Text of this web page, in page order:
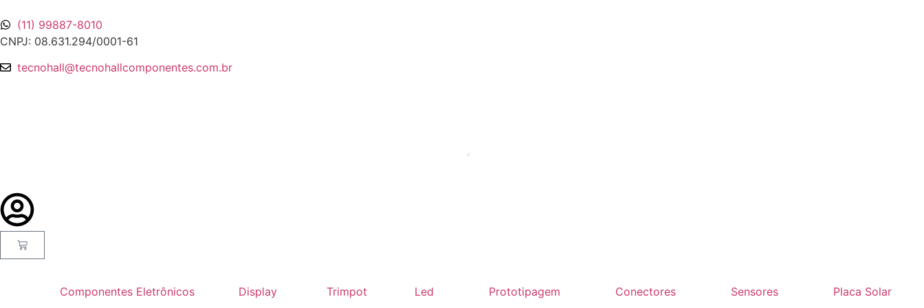
(11) 99887-8010
CNPJ: 08.631.294/0001-61
tecnohall@tecnohallcomponentes.com.br
Componentes Eletrônicos Display Trimpot Led Prototipagem Conectores Sensores Placa Solar